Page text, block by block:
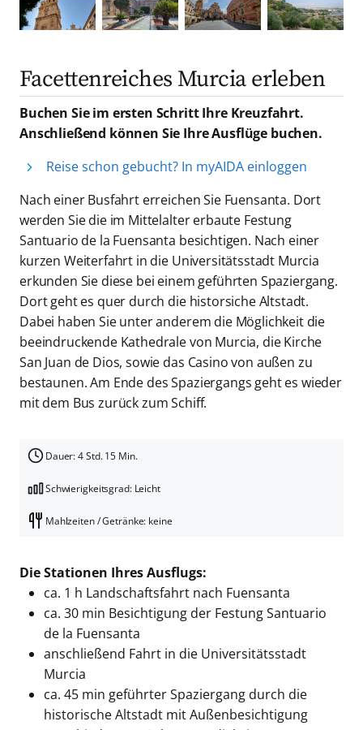
Facettenreiches Murcia erleben
Buchen Sie im ersten Schritt Ihre Kreuzfahrt.
Anschließend können Sie Ihre Ausflüge buchen.
Reise schon gebucht? In myAIDA einloggen
Nach einer Busfahrt erreichen Sie Fuensanta. Dort
werden Sie die im Mittelalter erbaute Festung
Santuario de la Fuensanta besichtigen. Nach einer
kurzen Weiterfahrt in die Universitätsstadt Murcia
erkunden Sie diese bei einem geführten Spaziergang.
Dort geht es quer durch die historsiche Altstadt.
Dabei haben Sie unter anderem die Möglichkeit die
beeindruckende Kathedrale von Murcia, die Kirche
San Juan de Dios, sowie das Casino von außen zu
bestaunen. Am Ende des Spaziergangs geht es wieder
mit dem Bus zurück zum Schiff.
Dauer: 4 Std. 15 Min.
Schwierigkeitsgrad: Leicht
Mahlzeiten / Getränke: keine
Die Stationen Ihres Ausflugs:
ca. 1 h Landschaftsfahrt nach Fuensanta
ca. 30 min Besichtigung der Festung Santuario
de la Fuensanta
anschließend Fahrt in die Universitätsstadt
Murcia
ca. 45 min geführter Spaziergang durch die
historische Altstadt mit Außenbesichtigung